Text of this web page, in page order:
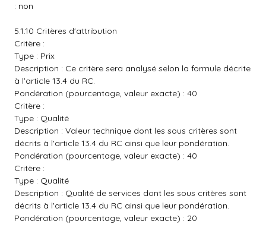
: non
5.1.10 Critères d'attribution
Critère :
Type : Prix
Description : Ce critère sera analysé selon la formule décrite
à l'article 13.4 du RC.
Pondération (pourcentage, valeur exacte) : 40
Critère :
Type : Qualité
Description : Valeur technique dont les sous critères sont
décrits à l'article 13.4 du RC ainsi que leur pondération.
Pondération (pourcentage, valeur exacte) : 40
Critère :
Type : Qualité
Description : Qualité de services dont les sous critères sont
décrits à l'article 13.4 du RC ainsi que leur pondération.
Pondération (pourcentage, valeur exacte) : 20